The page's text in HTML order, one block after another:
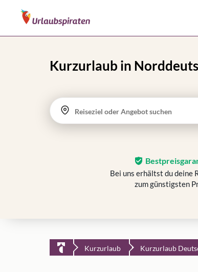
Kurzurlaub in
Reiseziel oder Angebot suchen
Bei uns erhältst du deine
zum günstigsten
Kurzurlaub Kurzurlaub